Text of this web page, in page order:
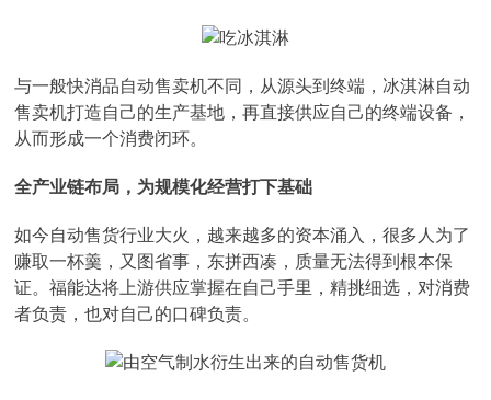
与一般快消品自动售卖机不同，从源头到终端，冰淇淋自动
售卖机打造自己的生产基地，再直接供应自己的终端设备，
从而形成一个消费闭环。
全产业链布局，为规模化经营打下基础
如今自动售货行业大火，越来越多的资本涌入，很多人为了
赚取一杯羹，又图省事，东拼西凑，质量无法得到根本保
证。福能达将上游供应掌握在自己手里，精挑细选，对消费
者负责，也对自己的口碑负责。